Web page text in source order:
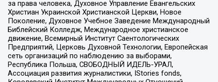
за права человека, Духовное Управление Евангельских
Христиан Украинской Христианской Церкви, Новое
Поколение, Духовное Учебное Заведение Международный
Библейский Колледж, Международное христианское
движение, Всемирный Институт Саентологических
Предприятий, Церковь Духовной Технологии, Европейская
сеть организаций по наблюдению за выборами,
Республика Польша, СВОБОДНЫЙ ИДЕЛЬ-УРАЛ,
Ассоциация развития журналистики, IStories fonds,